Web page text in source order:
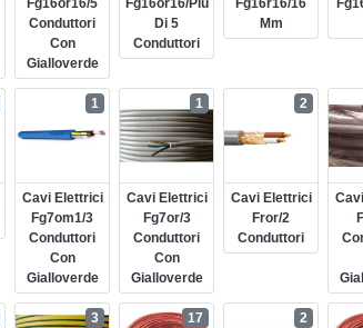
Fg16or16/5
Conduttori
Con
Gialloverde
Fg16or16/più
Di 5
Conduttori
Fg16r16/16
Mm
Cavi Elettrici
Fg7om1/3
Conduttori
Con
Gialloverde
1
Cavi Elettrici
Fg7or/3
Conduttori
Con
Gialloverde
1
Cavi Elettrici
Fror/2
Conduttori
2
3 17 2